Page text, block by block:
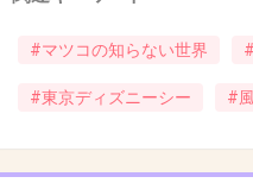
ストームライダーの
#マツコの知らない世界
#東京ディズニーシー #